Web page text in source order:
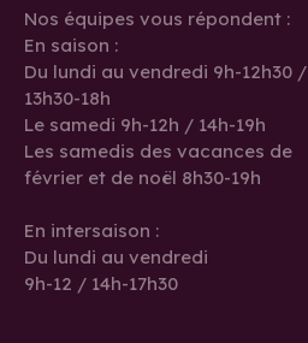
Nos équipes vous répondent :
En saison :
Du lundi au vendredi 9h-12h30 /
13h30-18h
Le samedi 9h-12h / 14h-19h
Les samedis des vacances de
février et de noël 8h30-19h
En intersaison :
Du lundi au vendredi
9h-12 / 14h-17h30